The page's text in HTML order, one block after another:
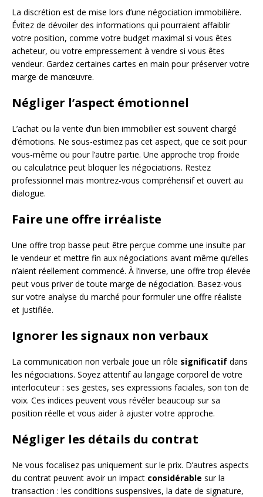
La discrétion est de mise lors d’une négociation immobilière.
Évitez de dévoiler des informations qui pourraient affaiblir
votre position, comme votre budget maximal si vous êtes
acheteur, ou votre empressement à vendre si vous êtes
vendeur. Gardez certaines cartes en main pour préserver votre
marge de manœuvre.
Négliger l’aspect émotionnel
L’achat ou la vente d’un bien immobilier est souvent chargé
d’émotions. Ne sous-estimez pas cet aspect, que ce soit pour
vous-même ou pour l’autre partie. Une approche trop froide
ou calculatrice peut bloquer les négociations. Restez
professionnel mais montrez-vous compréhensif et ouvert au
dialogue.
Faire une offre irréaliste
Une offre trop basse peut être perçue comme une insulte par
le vendeur et mettre fin aux négociations avant même qu’elles
n’aient réellement commencé. À l’inverse, une offre trop élevée
peut vous priver de toute marge de négociation. Basez-vous
sur votre analyse du marché pour formuler une offre réaliste
et justifiée.
Ignorer les signaux non verbaux
La communication non verbale joue un rôle significatif dans
les négociations. Soyez attentif au langage corporel de votre
interlocuteur : ses gestes, ses expressions faciales, son ton de
voix. Ces indices peuvent vous révéler beaucoup sur sa
position réelle et vous aider à ajuster votre approche.
Négliger les détails du contrat
Ne vous focalisez pas uniquement sur le prix. D’autres aspects
du contrat peuvent avoir un impact considérable sur la
transaction : les conditions suspensives, la date de signature,